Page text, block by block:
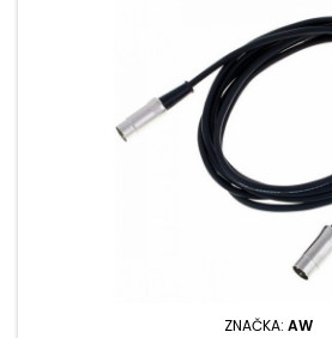
ZNAČKA: AW